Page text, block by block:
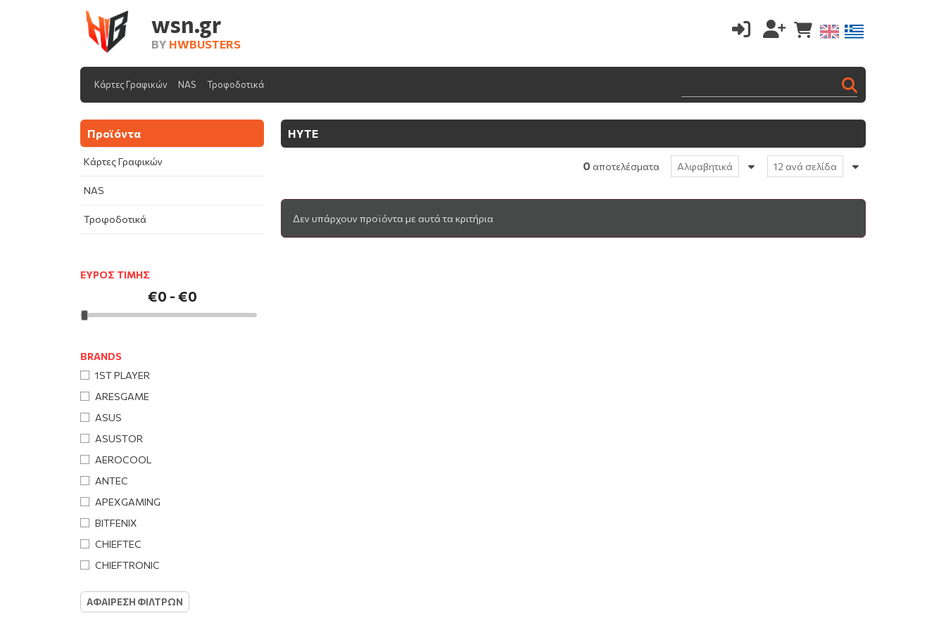
wsn.gr
BY HWBUSTERS
Κάρτες Γραφικών NAS Τροφοδοτικά
Προϊόντα
Κάρτες Γραφικών
NAS
Τροφοδοτικά
ΕΥΡΟΣ ΤΙΜΗΣ
BRANDS
1ST PLAYER
ARESGAME
ASUS
ASUSTOR
AEROCOOL
ANTEC
APEXGAMING
BITFENIX
CHIEFTEC
CHIEFTRONIC
COOLER MASTER
ΑΦΑΙΡΕΣΗ ΦΙΛΤΡΩΝ
HYTE
0 αποτελέσματα Αλφαβητικά 12 ανά σελίδα
Δεν υπάρχουν προϊόντα με αυτά τα κριτήρια